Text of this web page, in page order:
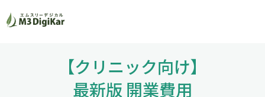
【クリニック向け】
最新版 開業費用